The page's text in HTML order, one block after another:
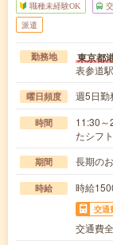
職種未経験OK
派遣
勤務地 東京都
表参道
曜日頻度 週5日勤
時間
11:30
たシフ
期間 長期の
時給 時給
交通
交通費